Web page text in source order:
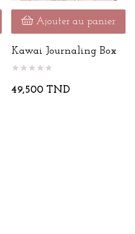
Ajouter au panier
Kawai Journaling Box
49,500 TND